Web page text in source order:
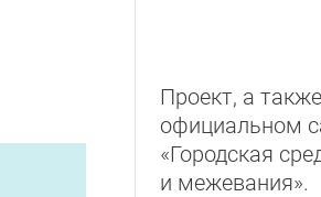
Проект, а
официальном
«Городская
и межевания».